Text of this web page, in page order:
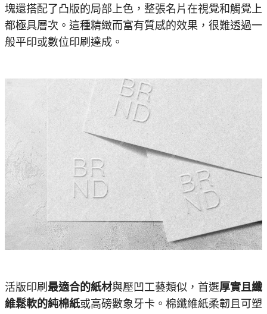
塊還搭配了凸版的局部上色，整張名片在視覺和觸覺上
都極具層次。這種精緻而富有質感的效果，很難透過一
般平印或數位印刷達成。
活版印刷最適合的紙材與壓凹工藝類似，首選厚實且纖
維鬆軟的純棉紙或高磅數象牙卡。棉纖維紙柔韌且可塑